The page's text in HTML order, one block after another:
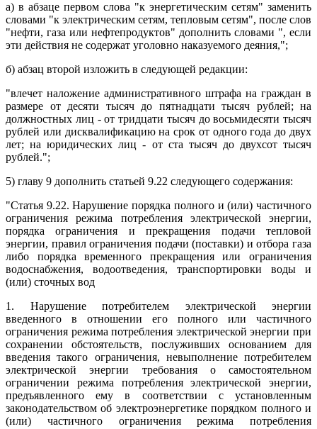
а) в абзаце первом слова "к энергетическим сетям" заменить
словами "к электрическим сетям, тепловым сетям", после слов
"нефти, газа или нефтепродуктов" дополнить словами ", если
эти действия не содержат уголовно наказуемого деяния,";
б) абзац второй изложить в следующей редакции:
"влечет наложение административного штрафа на граждан в
размере от десяти тысяч до пятнадцати тысяч рублей; на
должностных лиц - от тридцати тысяч до восьмидесяти тысяч
рублей или дисквалификацию на срок от одного года до двух
лет; на юридических лиц - от ста тысяч до двухсот тысяч
рублей.";
5) главу 9 дополнить статьей 9.22 следующего содержания:
"Статья 9.22. Нарушение порядка полного и (или) частичного
ограничения режима потребления электрической энергии,
порядка ограничения и прекращения подачи тепловой
энергии, правил ограничения подачи (поставки) и отбора газа
либо порядка временного прекращения или ограничения
водоснабжения, водоотведения, транспортировки воды и
(или) сточных вод
1. Нарушение потребителем электрической энергии
введенного в отношении его полного или частичного
ограничения режима потребления электрической энергии при
сохранении обстоятельств, послуживших основанием для
введения такого ограничения, невыполнение потребителем
электрической энергии требования о самостоятельном
ограничении режима потребления электрической энергии,
предъявленного ему в соответствии с установленным
законодательством об электроэнергетике порядком полного и
(или) частичного ограничения режима потребления